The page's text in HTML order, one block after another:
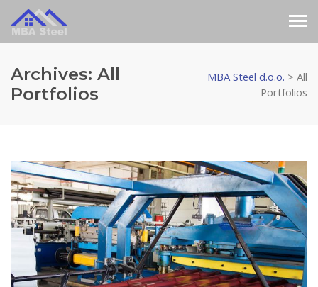
Archives: All
Portfolios
MBA Steel d.o.o. > All
Portfolios